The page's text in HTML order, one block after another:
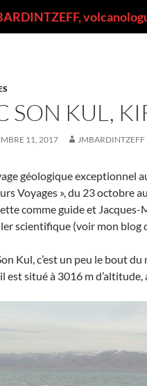
SON KUL,
11, 2017 JMBARDINTZEFF
géologique exceptionnel
Voyages », du 23 octobre
comme guide et
scientifique (voir mon
Kul, c’est un peu le bout
est situé à 3016 m